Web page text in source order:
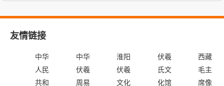
友情链接
中华
人民
共和
中华
伏羲
周易
淮阳
伏羲
文化
伏羲
氏文
化馆
西藏
毛主
席像